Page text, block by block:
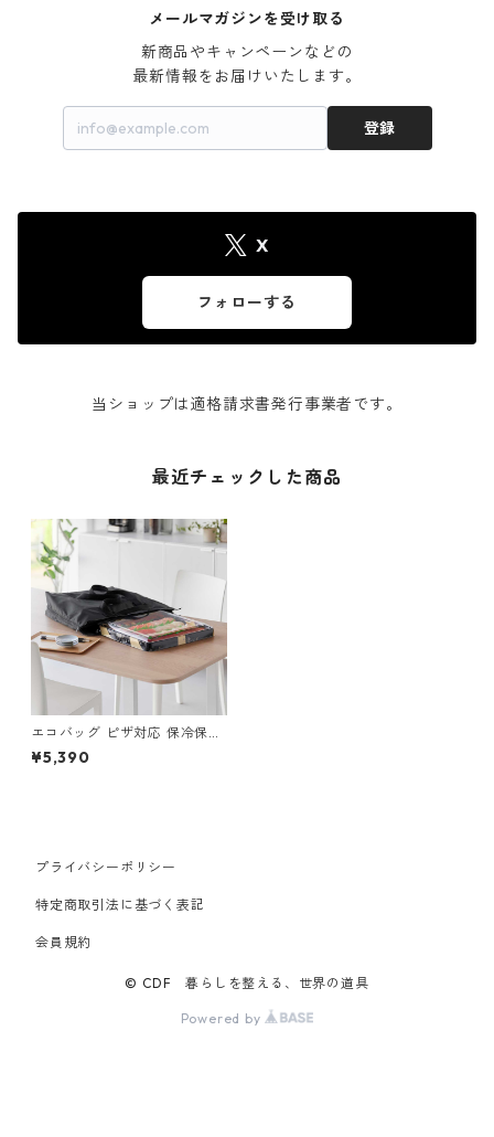
メールマガジンを受け取る
新商品やキャンペーンなどの
最新情報をお届けいたします。
登録
X
フォローする
当ショップは適格請求書発行事業者です。
最近チェックした商品
エコバッグ ピザ対応 保冷保温
山崎実業 tower タワー 洗える
持ち帰り寿司・ピザが入るレ
¥5,390
プライバシーポリシー
特定商取引法に基づく表記
会員規約
© CDF 暮らしを整える、世界の道具
Powered by